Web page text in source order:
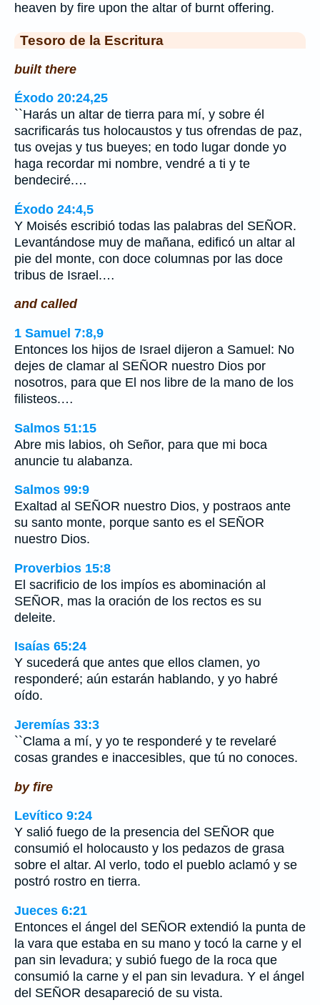
heaven by fire upon the altar of burnt offering.
Tesoro de la Escritura
built there
Éxodo 20:24,25
``Harás un altar de tierra para mí, y sobre él
sacrificarás tus holocaustos y tus ofrendas de paz,
tus ovejas y tus bueyes; en todo lugar donde yo
haga recordar mi nombre, vendré a ti y te
bendeciré.…
Éxodo 24:4,5
Y Moisés escribió todas las palabras del SEÑOR.
Levantándose muy de mañana, edificó un altar al
pie del monte, con doce columnas por las doce
tribus de Israel.…
and called
1 Samuel 7:8,9
Entonces los hijos de Israel dijeron a Samuel: No
dejes de clamar al SEÑOR nuestro Dios por
nosotros, para que El nos libre de la mano de los
filisteos.…
Salmos 51:15
Abre mis labios, oh Señor, para que mi boca
anuncie tu alabanza.
Salmos 99:9
Exaltad al SEÑOR nuestro Dios, y postraos ante
su santo monte, porque santo es el SEÑOR
nuestro Dios.
Proverbios 15:8
El sacrificio de los impíos es abominación al
SEÑOR, mas la oración de los rectos es su
deleite.
Isaías 65:24
Y sucederá que antes que ellos clamen, yo
responderé; aún estarán hablando, y yo habré
oído.
Jeremías 33:3
``Clama a mí, y yo te responderé y te revelaré
cosas grandes e inaccesibles, que tú no conoces.
by fire
Levítico 9:24
Y salió fuego de la presencia del SEÑOR que
consumió el holocausto y los pedazos de grasa
sobre el altar. Al verlo, todo el pueblo aclamó y se
postró rostro en tierra.
Jueces 6:21
Entonces el ángel del SEÑOR extendió la punta de
la vara que estaba en su mano y tocó la carne y el
pan sin levadura; y subió fuego de la roca que
consumió la carne y el pan sin levadura. Y el ángel
del SEÑOR desapareció de su vista.